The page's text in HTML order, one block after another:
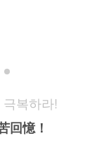
복하라!
回憶！